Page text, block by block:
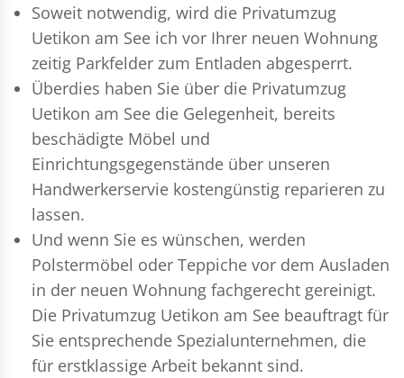
Soweit notwendig, wird die Privatumzug
Uetikon am See ich vor Ihrer neuen Wohnung
zeitig Parkfelder zum Entladen abgesperrt.
Überdies haben Sie über die Privatumzug
Uetikon am See die Gelegenheit, bereits
beschädigte Möbel und
Einrichtungsgegenstände über unseren
Handwerkerservie kostengünstig reparieren zu
lassen.
Und wenn Sie es wünschen, werden
Polstermöbel oder Teppiche vor dem Ausladen
in der neuen Wohnung fachgerecht gereinigt.
Die Privatumzug Uetikon am See beauftragt für
Sie entsprechende Spezialunternehmen, die
für erstklassige Arbeit bekannt sind.